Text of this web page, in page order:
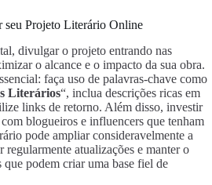
seu Projeto Literário Online
divulgar o projeto entrando nas
o alcance e o impacto da sua obra.
faça uso de palavras-chave como
Literários“, inclua descrições ricas em
links de retorno. Além disso, investir
blogueiros e influencers que tenham
pode ampliar consideravelmente a
atualizações e manter o
podem criar uma base fiel de